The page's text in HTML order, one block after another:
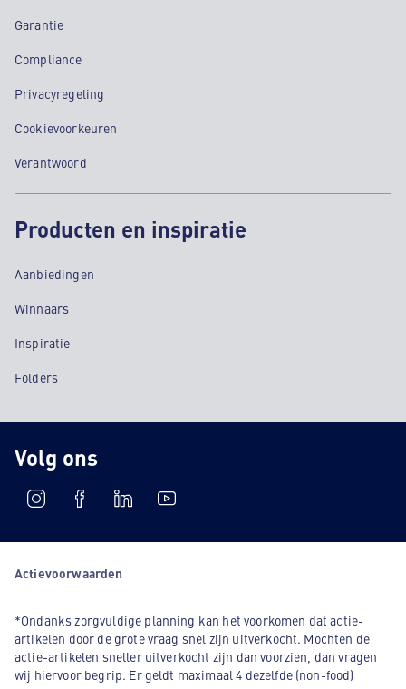
Garantie
Compliance
Privacyregeling
Cookievoorkeuren
Verantwoord
Producten en inspiratie
Aanbiedingen
Winnaars
Inspiratie
Folders
Volg ons
Actievoorwaarden
*Ondanks zorgvuldige planning kan het voorkomen dat actie-
artikelen door de grote vraag snel zijn uitverkocht. Mochten de
actie-artikelen sneller uitverkocht zijn dan voorzien, dan vragen
wij hiervoor begrip. Er geldt maximaal 4 dezelfde (non-food)